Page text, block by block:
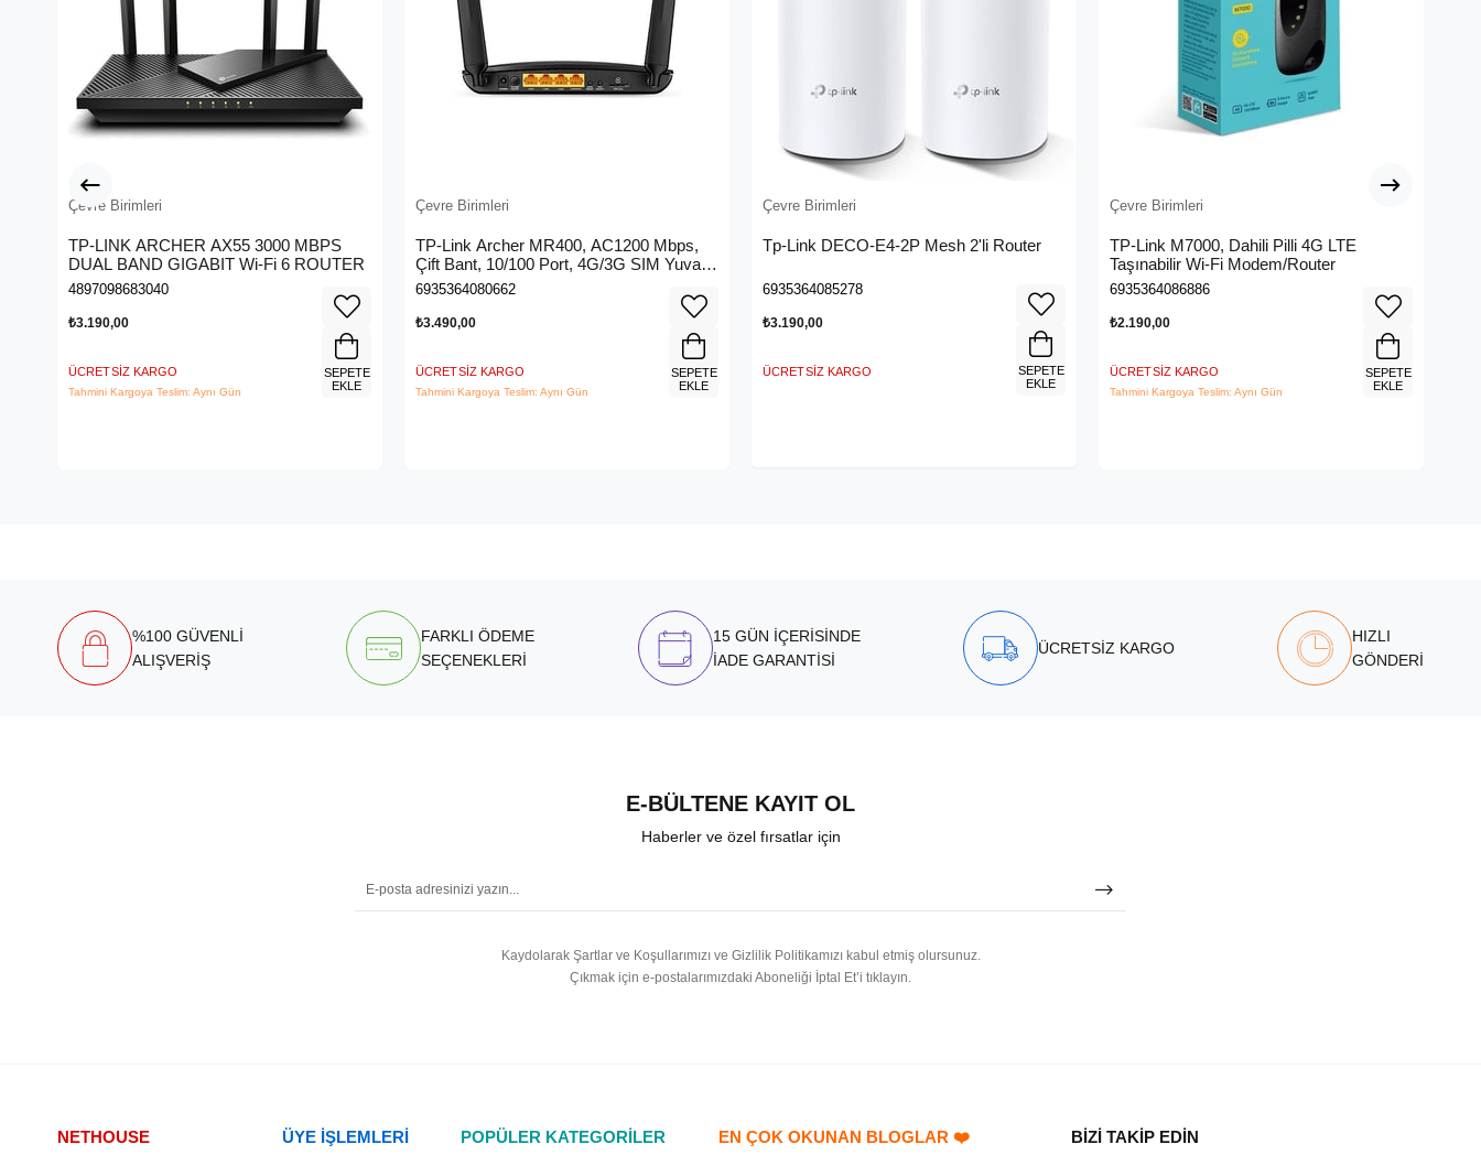
Çevre Birimleri
TP-LINK ARCHER AX55 3000 MBPS
DUAL BAND GIGABIT Wi-Fi 6 ROUTER
4897098683040
₺3.190,00
ÜCRETSIZ KARGO
Tahmini Kargoya Teslim: Aynı Gün
SEPETE
EKLE
Çevre Birimleri
TP-Link Archer MR400, AC1200 Mbps,
Çift Bant, 10/100 Port, 4G/3G SIM Yuvası,
Kablosuz 4G LTE Router
6935364080662
₺3.490,00
ÜCRETSIZ KARGO
Tahmini Kargoya Teslim: Aynı Gün
SEPETE
EKLE
Çevre Birimleri
Tp-Link DECO-E4-2P Mesh 2'li Router
6935364085278
₺3.190,00
ÜCRETSIZ KARGO
SEPETE
EKLE
Çevre Birimleri
TP-Link M7000, Dahili Pilli 4G LTE
Taşınabilir Wi-Fi Modem/Router
6935364086886
₺2.190,00
ÜCRETSIZ KARGO
Tahmini Kargoya Teslim: Aynı Gün
SEPETE
EKLE
%100 GÜVENLİ
ALIŞVERİŞ
FARKLI ÖDEME
SEÇENEKLERİ
15 GÜN İÇERİSİNDE
İADE GARANTİSİ
ÜCRETSİZ KARGO
HIZLI
GÖNDERİ
E-BÜLTENE KAYIT OL
Haberler ve özel fırsatlar için
Kaydolarak Şartlar ve Koşullarımızı ve Gizlilik Politikamızı kabul etmiş olursunuz.
Çıkmak için e-postalarımızdaki Aboneliği İptal Et’i tıklayın.
NETHOUSE ÜYE İŞLEMLERİ POPÜLER KATEGORİLER EN ÇOK OKUNAN BLOGLAR ❤️ BİZİ TAKİP EDİN